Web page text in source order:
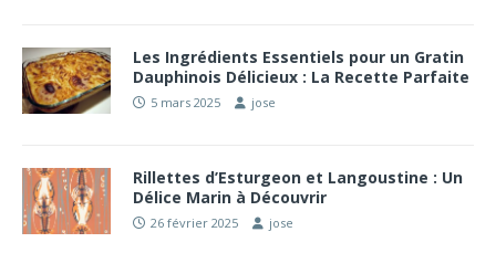
Les Ingrédients Essentiels pour un Gratin
Dauphinois Délicieux : La Recette Parfaite
5 mars 2025 jose
Rillettes d’Esturgeon et Langoustine : Un
Délice Marin à Découvrir
26 février 2025 jose